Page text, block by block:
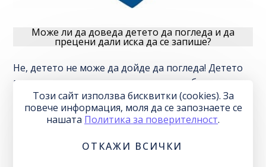
Може ли да доведа детето да погледа и да
прецени дали иска да се запише?
Не, детето не може да дойде да погледа! Детето
може да прецени, като участва в три безплатни
тренировки!
Има ли възможност за допълнителни
Този сайт използва бисквитки (cookies). За
повече информация, моля да се запознаете се
нашaтa Политика за поверителност.
ОТКАЖИ ВСИЧКИ